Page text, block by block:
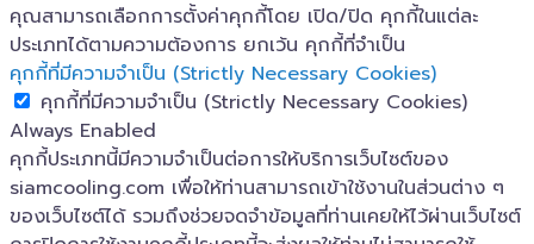
คุณสามารถเลือกการตั้งค่าคุกกี้โดย เปิด/ปิด คุกกี้ในแต่ละ
ประเภทได้ตามความต้องการ ยกเว้น คุกกี้ที่จำเป็น
คุกกี้ที่มีความจำเป็น (Strictly Necessary Cookies)
คุกกี้ที่มีความจำเป็น (Strictly Necessary Cookies)
Always Enabled
คุกกี้ประเภทนี้มีความจำเป็นต่อการให้บริการเว็บไซต์ของ
siamcooling.com เพื่อให้ท่านสามารถเข้าใช้งานในส่วนต่าง ๆ
ของเว็บไซต์ได้ รวมถึงช่วยจดจำข้อมูลที่ท่านเคยให้ไว้ผ่านเว็บไซต์